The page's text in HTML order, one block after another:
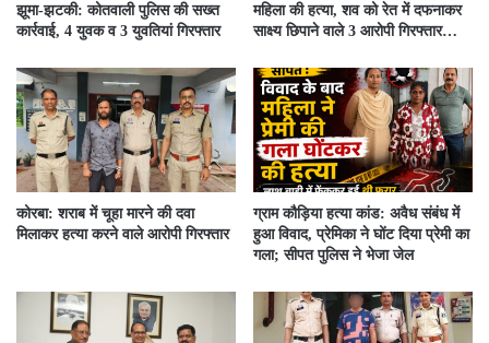
झूमा-झटकी: कोतवाली पुलिस की सख्त
कार्रवाई, 4 युवक व 3 युवतियां गिरफ्तार
महिला की हत्या, शव को रेत में दफनाकर
साक्ष्य छिपाने वाले 3 आरोपी गिरफ्तार…
कोरबा: शराब में चूहा मारने की दवा
मिलाकर हत्या करने वाले आरोपी गिरफ्तार
ग्राम कौड़िया हत्या कांड: अवैध संबंध में
हुआ विवाद, प्रेमिका ने घोंट दिया प्रेमी का
गला; सीपत पुलिस ने भेजा जेल